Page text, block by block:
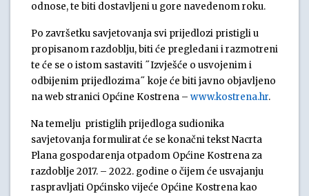
odnose, te biti dostavljeni u gore navedenom roku.
Po završetku savjetovanja svi prijedlozi pristigli u
propisanom razdoblju, biti će pregledani i razmotreni
te će se o istom sastaviti ˝Izvješće o usvojenim i
odbijenim prijedlozima˝ koje će biti javno objavljeno
na web stranici Općine Kostrena – www.kostrena.hr.
Na temelju pristiglih prijedloga sudionika
savjetovanja formulirat će se konačni tekst Nacrta
Plana gospodarenja otpadom Općine Kostrena za
razdoblje 2017. – 2022. godine o čijem će usvajanju
raspravljati Općinsko vijeće Općine Kostrena kao